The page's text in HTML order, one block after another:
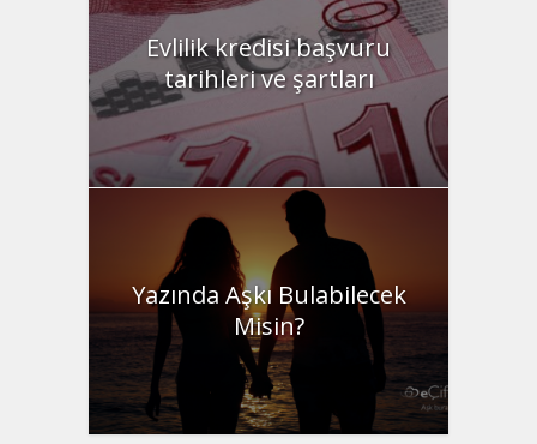
Evlilik kredisi başvuru
tarihleri ve şartları
Yazında Aşkı Bulabilecek
Misin?